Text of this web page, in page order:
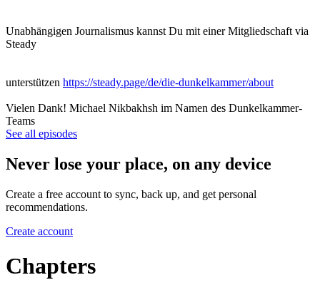
Unabhängigen Journalismus kannst Du mit einer Mitgliedschaft via
Steady
unterstützen https://steady.page/de/die-dunkelkammer/about
Vielen Dank! Michael Nikbakhsh im Namen des Dunkelkammer-
Teams
See all episodes
Never lose your place, on any device
Create a free account to sync, back up, and get personal
recommendations.
Create account
Chapters